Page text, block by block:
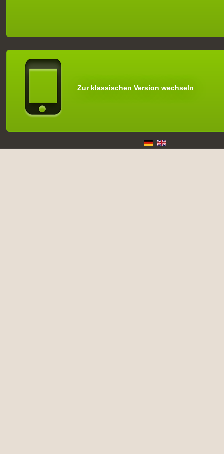
Zur klassischen Version wechseln